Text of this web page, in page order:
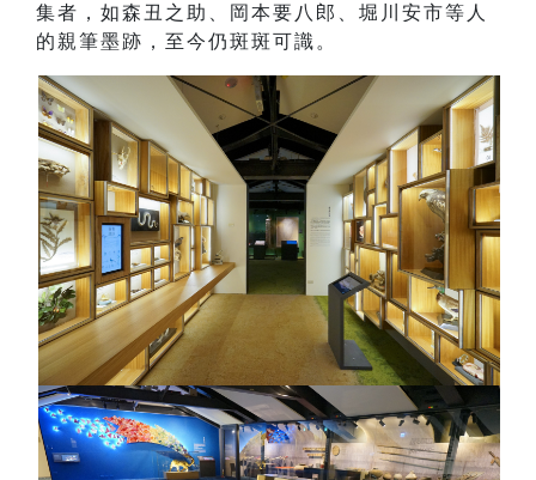
集者，如森丑之助、岡本要八郎、堀川安市等人
的親筆墨跡，至今仍斑斑可識。